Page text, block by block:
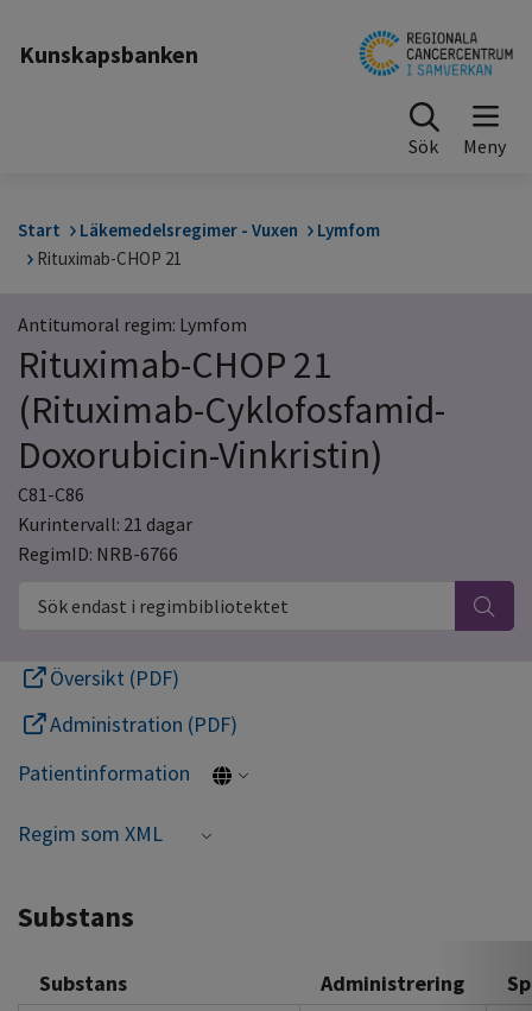
Kunskapsbanken
Sök
Start Läkemedelsregimer - Vuxen
Lymfom
Rituximab-CHOP 21
Antitumoral regim: Lymfom
Rituximab-CHOP 21
(Rituximab-Cyklofosfamid-
Doxorubicin-Vinkristin)
C81-C86
Kurintervall: 21 dagar
RegimID: NRB-6766
Sök endast i regimbibliotektet
Översikt (PDF)
Administration (PDF)
Patientinformation
Regim som XML
Substans
Substans Administrering